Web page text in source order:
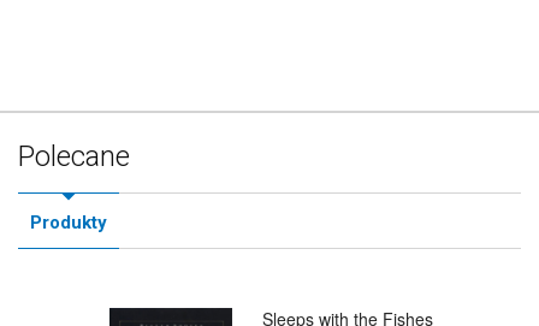
Polecane
Produkty
Sleeps with the Fishes